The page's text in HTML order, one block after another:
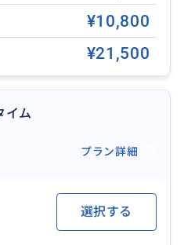
力の巨滝。轟音と水しぶ
ーを体感できる癒やしス
築の傑作。精巧な石彫細工
でフォトジェニックな聖
加料金あり）
は違ってもOK！また空港
¥10,800
¥21,500
イム
プラン詳細
選択する